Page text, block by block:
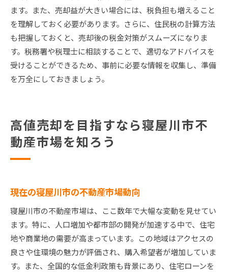
ます。また、売却益が大きい場合には、税負担も増えること
を理解しておく必要があります。さらに、住民税の計算方法
も把握しておくと、売却後の税金対策がスムーズになりま
す。税務署や税理士に相談することで、適切なアドバイスを
受けることができるため、事前に必要な情報を収集し、準備
を万全にしておきましょう。
高値売却を目指すなら寝屋川市不
動産市場を知ろう
現在の寝屋川市の不動産市場動向
寝屋川市の不動産市場は、ここ数年で大幅な変動を見せてい
ます。特に、人口増加や都市部の開発が加速する中で、住宅
地や商業地の需要が高まっています。この地域はアクセスの
良さや住環境の魅力が評価され、購入希望者が増加していま
す。また、全国的な低金利政策も背景にあり、住宅ローンを